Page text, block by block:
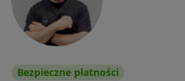
Bezpieczne płatności